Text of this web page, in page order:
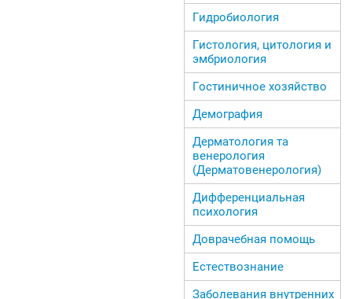
Гидробиология
Гистология, цитология и
эмбриология
Гостиничное хозяйство
Демография
Дерматология та
венерология
(Дерматовенерология)
Дифференциальная
психология
Доврачебная помощь
Естествознание
Заболевания внутренних